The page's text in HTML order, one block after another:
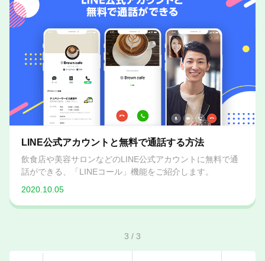
LINE公式アカウントと無料で通話する方法
飲食店や美容サロンなどのLINE公式アカウントに無料で通
話ができる、「LINEコール」機能をご紹介します。
2020.10.05
3 / 3